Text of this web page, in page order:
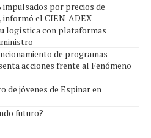
por precios de
informó el CIEN-ADEX
logística con plataformas
de programas
acciones frente al Fenómeno
de jóvenes de Espinar en
futuro?